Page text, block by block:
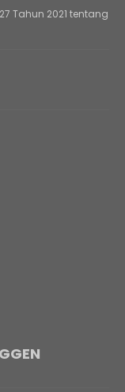
Tahun 2021 tentang